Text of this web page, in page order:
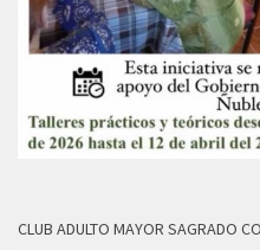
CLUB ADULTO MAYOR SAGRADO